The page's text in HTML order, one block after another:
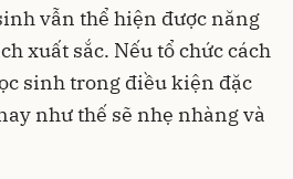
vẫn thể hiện được năng
xuất sắc. Nếu tổ chức cách
sinh trong điều kiện đặc
như thế sẽ nhẹ nhàng và